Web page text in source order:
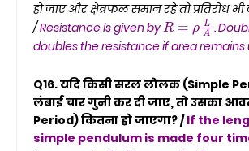
हो जाए और क्षेत्रफल समान रहे तो प्रतिरोध भी
/Resistance is given by R=ρLA
.
doubles the resistance if area
Q16. यदि किसी सरल लोलक (Simple
लंबाई चार गुनी कर दी जाए, तो उसका
Period) कितना हो जाएगा? /If the
simple pendulum is made four